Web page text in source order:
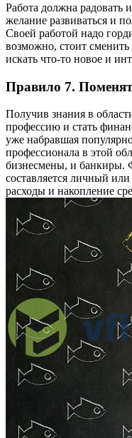
Работа должна радовать
желание развиваться и
Своей работой надо
возможно, стоит сменить
искать что-то новое и
Правило 7.
Получив знания в
профессию и стать
уже набравшая
профессионала в этой
бизнесмены, и банкиры.
составляется личный
расходы и накопление